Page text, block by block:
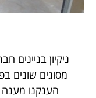
מסוגים שונים
הענקנו